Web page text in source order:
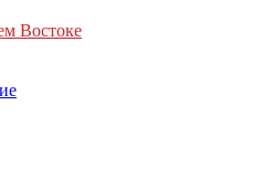
Востоке